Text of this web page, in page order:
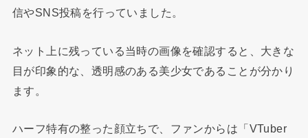
信やSNS投稿を行っていました。
ネット上に残っている当時の画像を確認すると、大きな
目が印象的な、透明感のある美少女であることが分かり
ます。
ハーフ特有の整った顔立ちで、ファンからは「VTuber